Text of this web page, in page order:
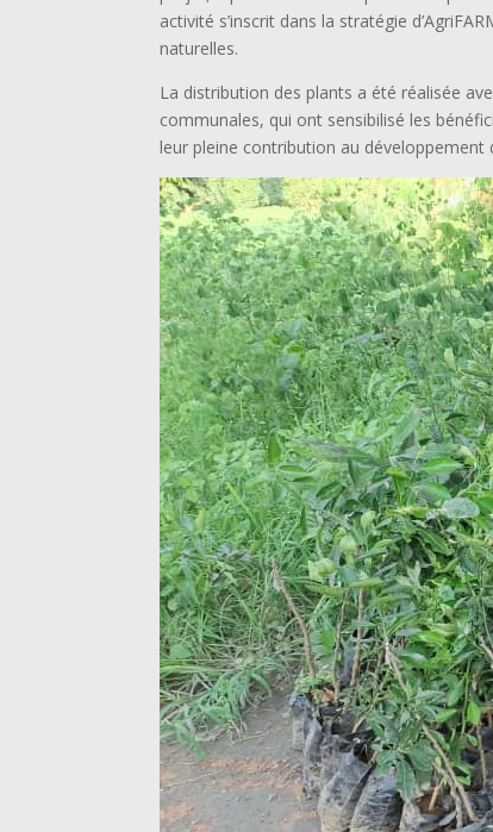
activité s’inscrit dans la stratégie
naturelles.
La distribution des plants a été réalisée
communales, qui ont sensibilisé les
leur pleine contribution au développement